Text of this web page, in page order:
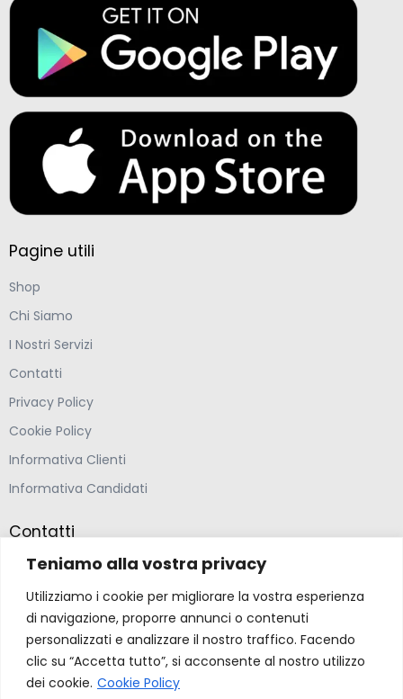
Teniamo alla vostra privacy
Utilizziamo i cookie per migliorare la vostra esperienza
di navigazione, proporre annunci o contenuti
personalizzati e analizzare il nostro traffico. Facendo
clic su “Accetta tutto”, si acconsente al nostro utilizzo
dei cookie. Cookie Policy
Pagine utili
Shop
Chi Siamo
I Nostri Servizi
Contatti
Privacy Policy
Cookie Policy
Informativa Clienti
Informativa Candidati
Contatti
Farmacia Ponte Ospedaletto S.N.C
Via della Solidarietà 2,
47020 Longiano, Forlì-Cesena